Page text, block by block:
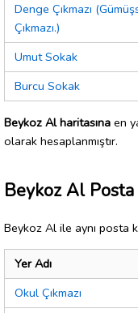
Denge Çıkmazı
Çıkmazı.)
Umut Sokak
Burcu Sokak
Beykoz Al haritasına en
olarak hesaplanmıştır.
Beykoz Al
Beykoz Al ile aynı posta
Yer Adı
Okul Çıkmazı